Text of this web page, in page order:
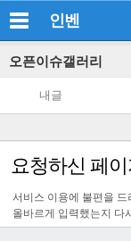
인벤
오픈이슈갤러리
내글
요청하신 페
서비스 이용에 불편을
올바르게 입력했는지 다